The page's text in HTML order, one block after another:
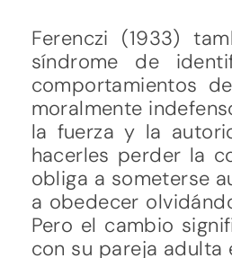
Ferenczi (1933)
síndrome de
comportamientos
moralmente
la fuerza y la
hacerles perder la
obliga a someterse
a obedecer
Pero el cambio
con su pareja